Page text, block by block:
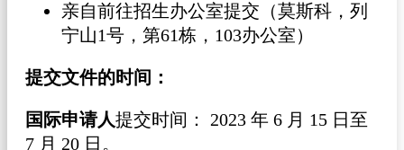
亲自前往招生办公室提交（莫斯科，列
宁山1号，第61栋，103办公室）
提交文件的时间：
国际申请人提交时间： 2023 年 6 月 15 日至
7 月 20 日。